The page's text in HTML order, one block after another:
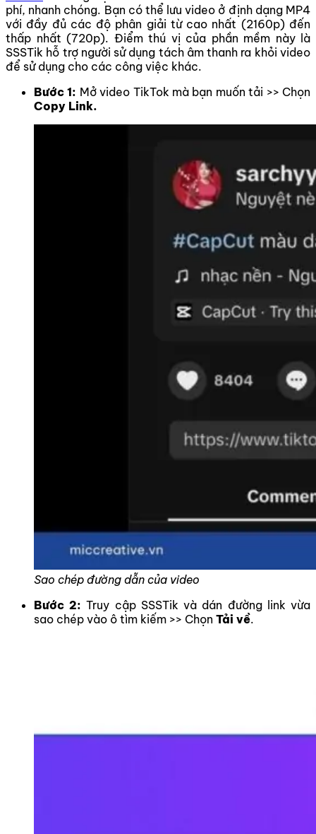
phí, nhanh chóng. Bạn có thể lưu video ở định dạng MP4
với đầy đủ các độ phân giải từ cao nhất (2160p) đến
thấp nhất (720p). Điểm thú vị của phần mềm này là
SSSTik hỗ trợ người sử dụng tách âm thanh ra khỏi video
để sử dụng cho các công việc khác.
Bước 1: Mở video TikTok mà bạn muốn tải >> Chọn
Copy Link.
Sao chép đường dẫn của video
Bước 2: Truy cập SSSTik và dán đường link vừa
sao chép vào ô tìm kiếm >> Chọn Tải về.